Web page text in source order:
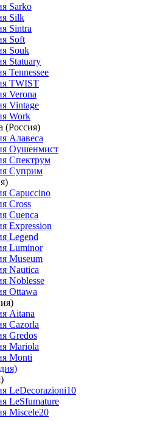
Sarko
Silk
Sintra
Soft
Souk
Statuary
Tennessee
TWIST
Verona
Vintage
Work
(Россия)
Алавеса
Оушенмист
Спектрум
Суприм
Capuccino
Cross
Cuenca
Expression
Legend
Luminor
Museum
Nautica
Noblesse
Ottawa
Aitana
Cazorla
Gredos
Mariola
Monti
LeDecorazioni10
LeSfumature
Miscele20